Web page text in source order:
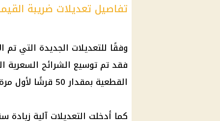
تفاصيل تعديلات ضريبة
وفقًا للتعديلات الجديدة التي
فقد تم توسيع الشرائح السعرية
القطعية بمقدار 50 قرشًا لأول مرة منذ عام 2023.